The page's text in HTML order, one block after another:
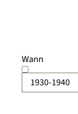
Wann
1930-1940